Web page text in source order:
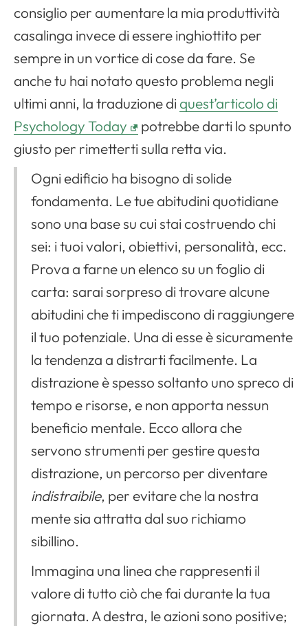
consiglio per aumentare la mia produttività
casalinga invece di essere inghiottito per
sempre in un vortice di cose da fare. Se
anche tu hai notato questo problema negli
ultimi anni, la traduzione di quest’articolo di
Psychology Today
potrebbe darti lo spunto
giusto per rimetterti sulla retta via.
Ogni edificio ha bisogno di solide
fondamenta. Le tue abitudini quotidiane
sono una base su cui stai costruendo chi
sei: i tuoi valori, obiettivi, personalità, ecc.
Prova a farne un elenco su un foglio di
carta: sarai sorpreso di trovare alcune
abitudini che ti impediscono di raggiungere
il tuo potenziale. Una di esse è sicuramente
la tendenza a distrarti facilmente. La
distrazione è spesso soltanto uno spreco di
tempo e risorse, e non apporta nessun
beneficio mentale. Ecco allora che
servono strumenti per gestire questa
distrazione, un percorso per diventare
indistraibile, per evitare che la nostra
mente sia attratta dal suo richiamo
sibillino.
Immagina una linea che rappresenti il ​​
valore di tutto ciò che fai durante la tua
giornata. A destra, le azioni sono positive;